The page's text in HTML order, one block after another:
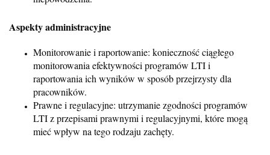
Aspekty administracyjne
Monitorowanie i raportowanie: konieczność ciągłego
monitorowania efektywności programów LTI i
raportowania ich wyników w sposób przejrzysty dla
pracowników.
Prawne i regulacyjne: utrzymanie zgodności programów
LTI z przepisami prawnymi i regulacyjnymi, które mogą
mieć wpływ na tego rodzaju zachęty.